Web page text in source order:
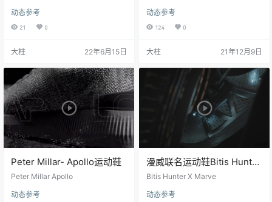
动态参考
21 0
大柱 22年6月15日
动态参考
124 0
大柱 21年12月9日
Peter Millar- Apollo运动鞋
Peter Millar Apollo
动态参考
漫威联名运动鞋Bitis Hunter
X Marve
Bitis Hunter X Marve
动态参考